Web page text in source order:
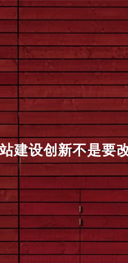
建设创新不是要